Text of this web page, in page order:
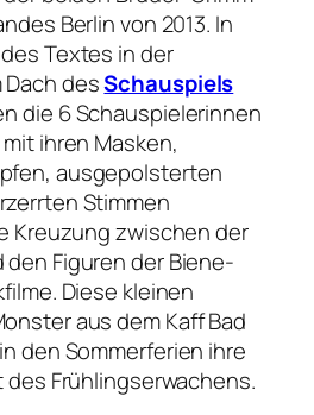
Berlin von 2013. In
Textes in der
Dach desSchauspiels
die 6 Schauspielerinnen
ihren Masken,
ausgepolsterten
Stimmen
Kreuzung zwischen der
den Figuren der Biene-
Diese kleinen
aus dem Kaff Bad
den Sommerferien ihre
Frühlingserwachens.